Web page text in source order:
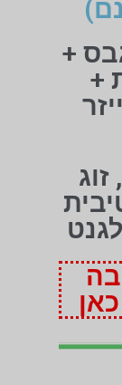
+
+
זוג